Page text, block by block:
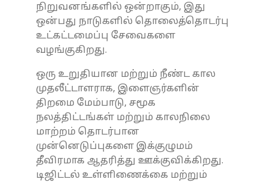
நிறுவனங்களில் ஒன்றாகும், இது
ஒன்பது நாடுகளில் தொலைத்தொடர்பு
உட்கட்டமைப்பு சேவைகளை
வழங்குகிறது.
ஒரு உறுதியான மற்றும் நீண்ட கால
முதலீட்டாளராக, இளைஞர்களின்
திறமை மேம்பாடு, சமூக
நலத்திட்டங்கள் மற்றும் காலநிலை
மாற்றம் தொடர்பான
முன்னெடுப்புகளை இக்குழுமம்
தீவிரமாக ஆதரித்து ஊக்குவிக்கிறது.
டிஜிட்டல் உள்ளிணைக்கை மற்றும்